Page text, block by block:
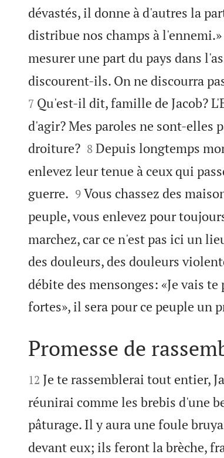
dévastés, il donne à d'autres la
distribue nos champs à l'ennemi.»
mesurer une part du pays dans
discourent-ils. On ne discourra
7 Qu'est-il dit, famille de Jacob?
d'agir? Mes paroles ne sont-elles
droiture?
8 Depuis longtemps
enlevez leur tenue à ceux qui
guerre.
9 Vous chassez des
peuple, vous enlevez pour
marchez, car ce n'est pas ici un
des douleurs, des douleurs
débite des mensonges: «Je vais
fortes», il sera pour ce peuple un

Promesse de

12 Je te rassemblerai tout entier,
réunirai comme les brebis d'une
pâturage. Il y aura une foule
devant eux; ils feront la brèche,